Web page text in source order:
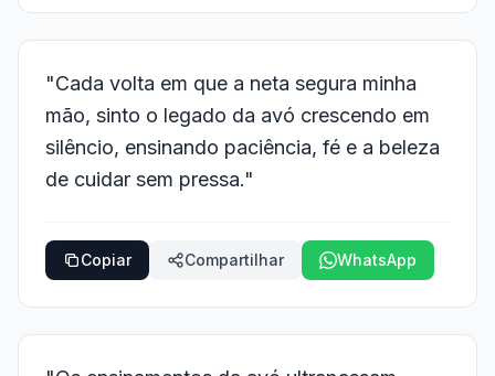
"Cada volta em que a neta segura minha
mão, sinto o legado da avó crescendo em
silêncio, ensinando paciência, fé e a beleza
de cuidar sem pressa."
Copiar Compartilhar WhatsApp